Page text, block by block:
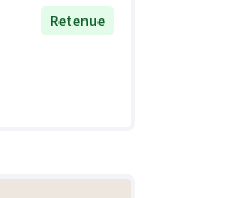
Retenue